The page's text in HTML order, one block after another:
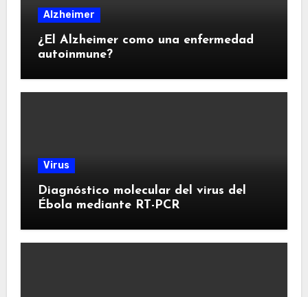
Alzheimer
¿El Alzheimer como una enfermedad
autoinmune?
Virus
Diagnóstico molecular del virus del
Ébola mediante RT-PCR